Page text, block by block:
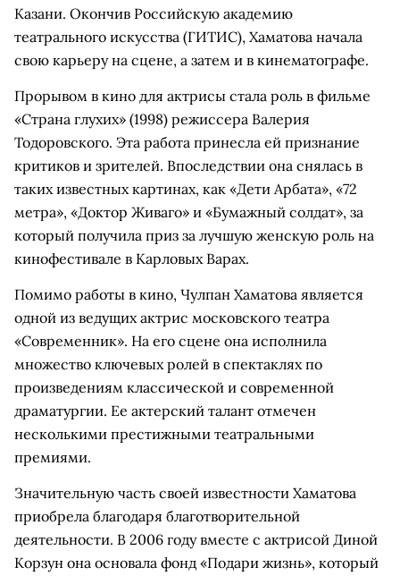
Казани. Окончив Российскую академию
театрального искусства (ГИТИС), Хаматова начала
свою карьеру на сцене, а затем и в кинематографе.
Прорывом в кино для актрисы стала роль в фильме
«Страна глухих» (1998) режиссера Валерия
Тодоровского. Эта работа принесла ей признание
критиков и зрителей. Впоследствии она снялась в
таких известных картинах, как «Дети Арбата», «72
метра», «Доктор Живаго» и «Бумажный солдат», за
который получила приз за лучшую женскую роль на
кинофестивале в Карловых Варах.
Помимо работы в кино, Чулпан Хаматова является
одной из ведущих актрис московского театра
«Современник». На его сцене она исполнила
множество ключевых ролей в спектаклях по
произведениям классической и современной
драматургии. Ее актерский талант отмечен
несколькими престижными театральными
премиями.
Значительную часть своей известности Хаматова
приобрела благодаря благотворительной
деятельности. В 2006 году вместе с актрисой Диной
Корзун она основала фонд «Подари жизнь», который